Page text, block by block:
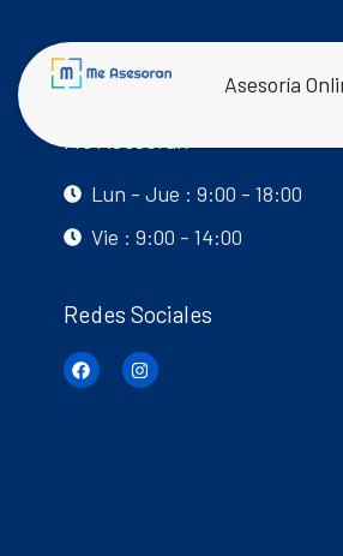
Asesoría
Me Asesoran
Lun - Jue : 9:00 - 18:00
Vie : 9:00 - 14:00
Redes Sociales